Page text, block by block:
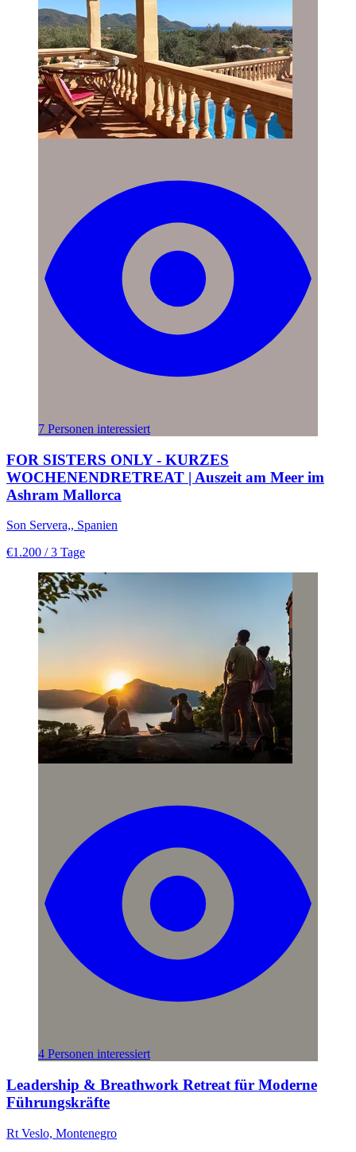
7 Personen interessiert
FOR SISTERS ONLY - KURZES
WOCHENENDRETREAT | Auszeit am Meer im
Ashram Mallorca
Son Servera,, Spanien
€1.200 / 3 Tage
4 Personen interessiert
Leadership & Breathwork Retreat für Moderne
Führungskräfte
Rt Veslo, Montenegro